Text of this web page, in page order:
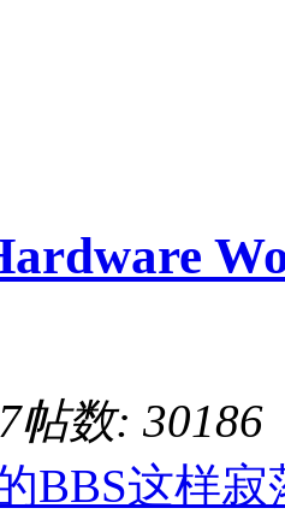
帖数: 30186
BBS这样寂